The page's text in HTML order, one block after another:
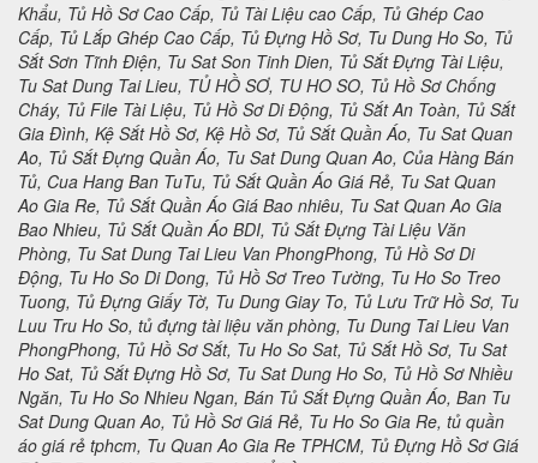
Khẩu, Tủ Hồ Sơ Cao Cấp, Tủ Tài Liệu cao Cấp, Tủ Ghép Cao
Cấp, Tủ Lắp Ghép Cao Cấp, Tủ Đựng Hồ Sơ, Tu Dung Ho So, Tủ
Sắt Sơn Tĩnh Điện, Tu Sat Son Tinh Dien, Tủ Sắt Đựng Tài Liệu,
Tu Sat Dung Tai Lieu, TỦ HỒ SƠ, TU HO SO, Tủ Hồ Sơ Chống
Cháy, Tủ File Tài Liệu, Tủ Hồ Sơ Di Động, Tủ Sắt An Toàn, Tủ Sắt
Gia Đình, Kệ Sắt Hồ Sơ, Kệ Hồ Sơ, Tủ Sắt Quần Áo, Tu Sat Quan
Ao, Tủ Sắt Đựng Quần Áo, Tu Sat Dung Quan Ao, Của Hàng Bán
Tủ, Cua Hang Ban TuTu, Tủ Sắt Quần Áo Giá Rẻ, Tu Sat Quan
Ao Gia Re, Tủ Sắt Quần Áo Giá Bao nhiêu, Tu Sat Quan Ao Gia
Bao Nhieu, Tủ Sắt Quần Áo BDI, Tủ Sắt Đựng Tài Liệu Văn
Phòng, Tu Sat Dung Tai Lieu Van PhongPhong, Tủ Hồ Sơ Di
Động, Tu Ho So Di Dong, Tủ Hồ Sơ Treo Tường, Tu Ho So Treo
Tuong, Tủ Đựng Giấy Tờ, Tu Dung Giay To, Tủ Lưu Trữ Hồ Sơ, Tu
Luu Tru Ho So, tủ đựng tài liệu văn phòng, Tu Dung Tai Lieu Van
PhongPhong, Tủ Hồ Sơ Sắt, Tu Ho So Sat, Tủ Sắt Hồ Sơ, Tu Sat
Ho Sat, Tủ Sắt Đựng Hồ Sơ, Tu Sat Dung Ho So, Tủ Hồ Sơ Nhiều
Ngăn, Tu Ho So Nhieu Ngan, Bán Tủ Sắt Đựng Quần Áo, Ban Tu
Sat Dung Quan Ao, Tủ Hồ Sơ Giá Rẻ, Tu Ho So Gia Re, tủ quần
áo giá rẻ tphcm, Tu Quan Ao Gia Re TPHCM, Tủ Đựng Hồ Sơ Giá